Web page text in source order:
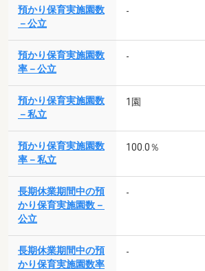
預かり保育実施園数
－公立
-
預かり保育実施園数
率－公立
-
預かり保育実施園数
－私立
1園
預かり保育実施園数
率－私立
100.0％
長期休業期間中の預
かり保育実施園数－
公立
-
長期休業期間中の預
かり保育実施園数率
-